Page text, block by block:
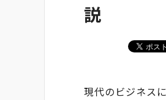
説
現代のビジネス